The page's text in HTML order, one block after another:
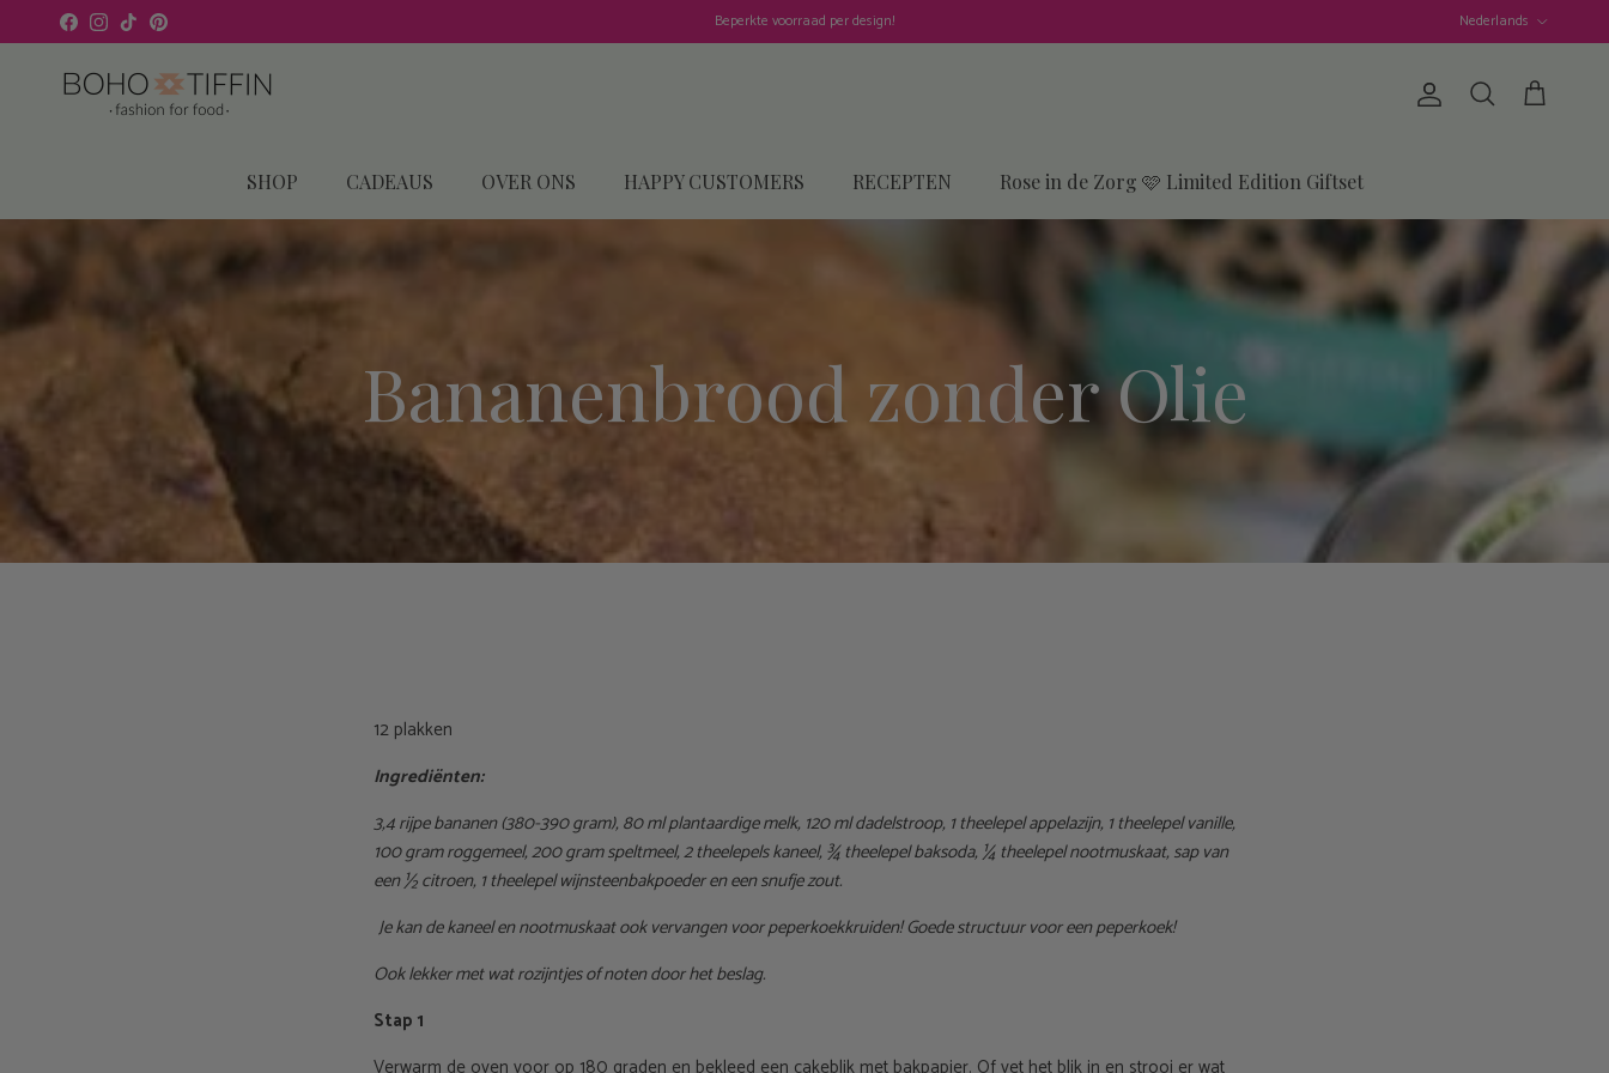
Ga naar inhoud
FacebookInstagram
TikTokPinterest Beperkte voorraad per design! Nederlands
Account
Zoeken Winkelwagen
SHOP CADEAUS OVER ONS HAPPY CUSTOMERS RECEPTEN Rose in de Zorg 🩷 Limited Edition Giftset
Bananenbrood zonder Olie
12 plakken
Ingrediënten:
3,4 rijpe bananen (380-390 gram), 80 ml plantaardige melk, 120 ml dadelstroop, 1 theelepel appelazijn, 1 theelepel vanille,
100 gram roggemeel, 200 gram speltmeel, 2 theelepels kaneel, ¾ theelepel baksoda, ¼ theelepel nootmuskaat, sap van
een ½ citroen, 1 theelepel wijnsteenbakpoeder en een snufje zout.
Je kan de kaneel en nootmuskaat ook vervangen voor peperkoekkruiden! Goede structuur voor een peperkoek!
Ook lekker met wat rozijntjes of noten door het beslag.
Stap 1